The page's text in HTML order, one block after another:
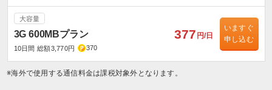
大容量
3G 600MBプラン
10日間 総額3,770円 370
377 円/日
いますぐ
申し込む
※海外で使用する通信料金は課税対象外となります。